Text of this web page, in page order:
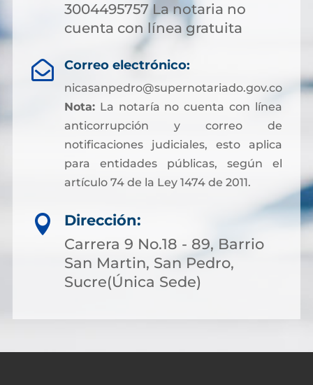
3004495757 La notaria no
cuenta con línea gratuita
 Correo electrónico:
nicasanpedro@supernotariado.gov.co
Nota:La notaría no cuenta con línea
anticorrupción y correo de
notificaciones judiciales, esto aplica
para entidades públicas, según el
artículo 74 de la Ley 1474 de 2011.

Dirección:
Carrera 9 No.18 - 89, Barrio
San Martin, San Pedro,
Sucre(Única Sede)